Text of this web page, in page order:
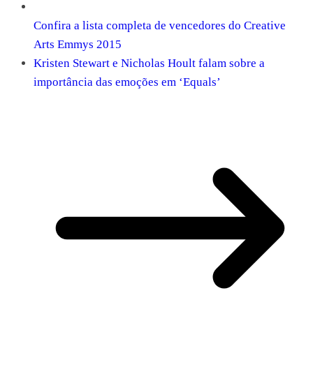
Confira a lista completa de vencedores do Creative
Arts Emmys 2015
Kristen Stewart e Nicholas Hoult falam sobre a
importância das emoções em ‘Equals’